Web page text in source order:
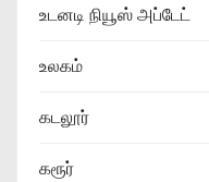
உடனடி நியூஸ் அப்டேட்
உலகம்
கடலூர்
கரூர்